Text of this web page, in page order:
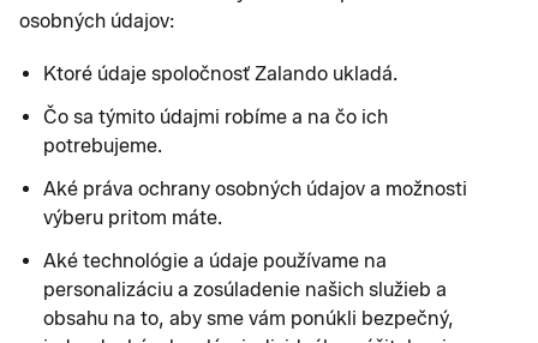
osobných údajov:
Ktoré údaje spoločnosť Zalando ukladá.
Čo sa týmito údajmi robíme a na čo ich
potrebujeme.
Aké práva ochrany osobných údajov a možnosti
výberu pritom máte.
Aké technológie a údaje používame na
personalizáciu a zosúladenie našich služieb a
obsahu na to, aby sme vám ponúkli bezpečný,